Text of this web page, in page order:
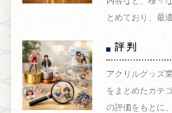
とめており、最
評判
アクリルグッズ
をまとめたカテ
の評価をもとに